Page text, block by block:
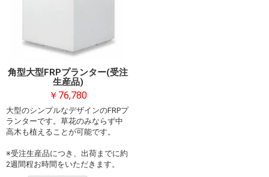
角型大型FRPプランター(受注
生産品)
￥76,780
大型のシンプルなデザインのFRPプ
ランターです。草花のみならず中
高木も植えることが可能です。
※受注生産品につき、出荷までに約
2週間程お時間をいただきます。